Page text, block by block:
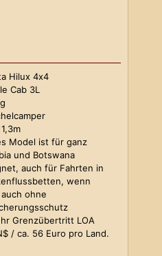
Hilux 4x4
Cab 3L
Model ist für ganz
und Botswana
auch für Fahrten in
wenn
ohne
Grenzübertritt LOA
/ ca. 56 Euro pro Land.